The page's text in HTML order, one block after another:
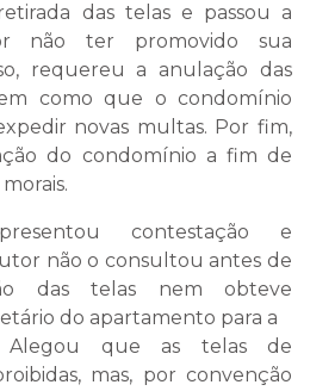
das telas e passou a
não ter promovido sua
requereu a anulação das
como que o condomínio
novas multas. Por fim,
do condomínio a fim de
contestação e
não o consultou antes de
das telas nem obteve
do apartamento para a
Alegou que as telas de
mas, por convenção